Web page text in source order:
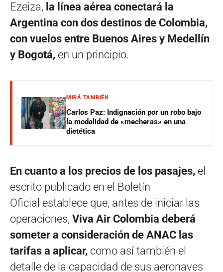
Ezeiza, la línea aérea conectará la
Argentina con dos destinos de Colombia,
con vuelos entre Buenos Aires y Medellín
y Bogotá, en un principio.
MIRÁ TAMBIÉN
Carlos Paz: Indignación por un robo bajo
la modalidad de «mecheras» en una
dietética
En cuanto a los precios de los pasajes, el
escrito publicado en el Boletín
Oficial establece que, antes de iniciar las
operaciones, Viva Air Colombia deberá
someter a consideración de ANAC las
tarifas a aplicar, como así también el
detalle de la capacidad de sus aeronaves